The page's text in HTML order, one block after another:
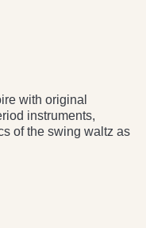
with original
instruments,
of the swing waltz as